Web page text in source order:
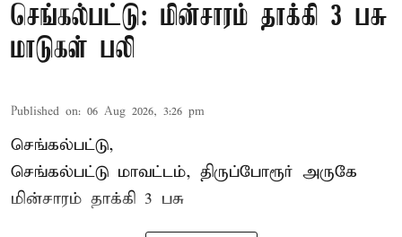
செங்கல்பட்டு: மின்சாரம் தாக்கி 3 பசு
மாடுகள் பலி
Published on: 06 Aug 2026, 3:26 pm
செங்கல்பட்டு,
செங்கல்பட்டு மாவட்டம், திருப்போரூர் அருகே
மின்சாரம் தாக்கி 3 பசு